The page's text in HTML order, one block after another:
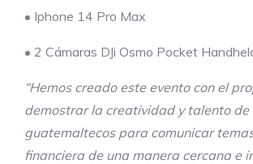
• Iphone 14 Pro Max
• 2 Cámaras DJi Osmo Pocket
“Hemos creado este evento con el
demostrar la creatividad y talento de
guatemaltecos para comunicar
financiera de una manera cercana e